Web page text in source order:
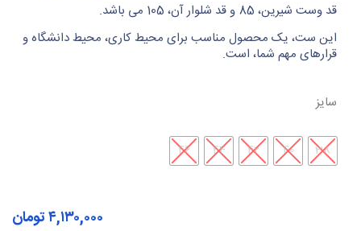
قد وست شیرین، 85 و قد شلوار آن، 105 می باشد.
این ست، یک محصول مناسب برای محیط کاری، محیط دانشگاه و
قرارهای مهم شما، است.
سایز
38
40
42
44
46
۴,۱۳۰,۰۰۰تومان